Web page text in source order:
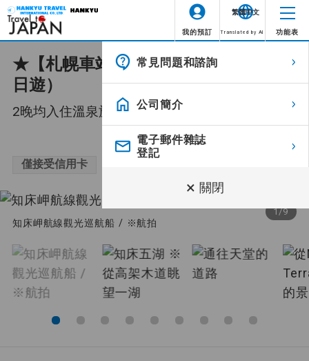
我的預訂 Translated by AI 功能表
常見問題和諮詢
公司簡介
電子郵件雜誌
登記
× 關閉
★【札幌車站出發】探索知床半島（3
日遊）
2晚均入住溫泉旅館!環遊道東絕景秘境3天!
¥69,900～99,900
僅接受信用卡
1/9
知床岬航線觀光巡航船 / ※航拍
圖示
全新行程 全新行程
旅行期間的所有餐點均包含在內
（飛機餐除外）。
領隊陪同 整個旅程都有領隊陪同。
由當地領隊陪同
領隊從第一天抵達旅遊目的地機場
開始到最後一天抵達出發機場全程
陪同。
由英語領隊陪同 整個旅程都有英語領隊陪同。
指定航空公司，讓您可以非常方便
位置資訊不可用。
繁體中文